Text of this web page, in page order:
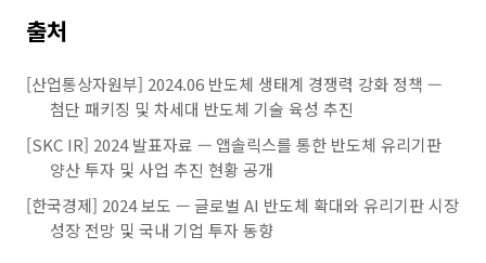
출처
[산업통상자원부] 2024.06 반도체 생태계 경쟁력 강화 정책 —
첨단 패키징 및 차세대 반도체 기술 육성 추진
[SKC IR] 2024 발표자료 — 앱솔릭스를 통한 반도체 유리기판
양산 투자 및 사업 추진 현황 공개
[한국경제] 2024 보도 — 글로벌 AI 반도체 확대와 유리기판 시장
성장 전망 및 국내 기업 투자 동향